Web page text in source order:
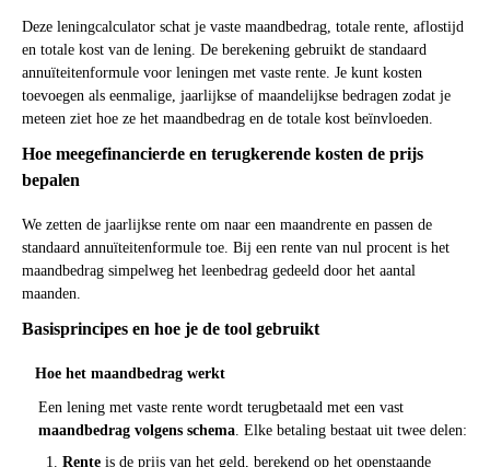
Deze leningcalculator schat je vaste maandbedrag, totale rente, aflostijd
en totale kost van de lening. De berekening gebruikt de standaard
annuïteitenformule voor leningen met vaste rente. Je kunt kosten
toevoegen als eenmalige, jaarlijkse of maandelijkse bedragen zodat je
meteen ziet hoe ze het maandbedrag en de totale kost beïnvloeden.
Hoe meegefinancierde en terugkerende kosten de prijs
bepalen
We zetten de jaarlijkse rente om naar een maandrente en passen de
standaard annuïteitenformule toe. Bij een rente van nul procent is het
maandbedrag simpelweg het leenbedrag gedeeld door het aantal
maanden.
Basisprincipes en hoe je de tool gebruikt
Hoe het maandbedrag werkt
Een lening met vaste rente wordt terugbetaald met een vast
maandbedrag volgens schema . Elke betaling bestaat uit twee delen:
Rente is de prijs van het geld, berekend op het openstaande